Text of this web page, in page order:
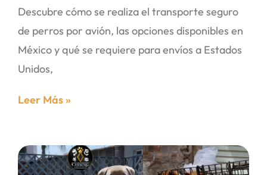
Descubre cómo se realiza el transporte seguro
de perros por avión, las opciones disponibles en
México y qué se requiere para envíos a Estados
Unidos,
Leer Más »